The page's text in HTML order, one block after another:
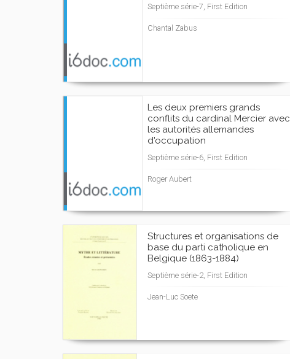
Septième série-7, First Edition
Chantal Zabus
Les deux premiers grands
conflits du cardinal Mercier avec
les autorités allemandes
d'occupation
Septième série-6, First Edition
Roger Aubert
Structures et organisations de
base du parti catholique en
Belgique (1863-1884)
Septième série-2, First Edition
Jean-Luc Soete